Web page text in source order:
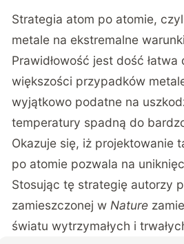
Strategia atom po atomie,
metale na ekstremalne warunki
Prawidłowość jest dość
większości przypadków
wyjątkowo podatne na
temperatury spadną do
Okazuje się, iż projektowanie
po atomie pozwala na
Stosująctę strategię autorzy
zamieszczonej w Nature
światu wytrzymałych i